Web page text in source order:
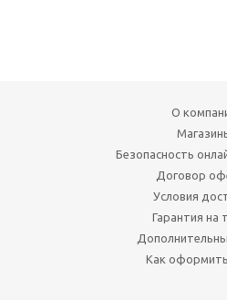
О
Безопасность
Договор
Условия
Гарантия на
Как